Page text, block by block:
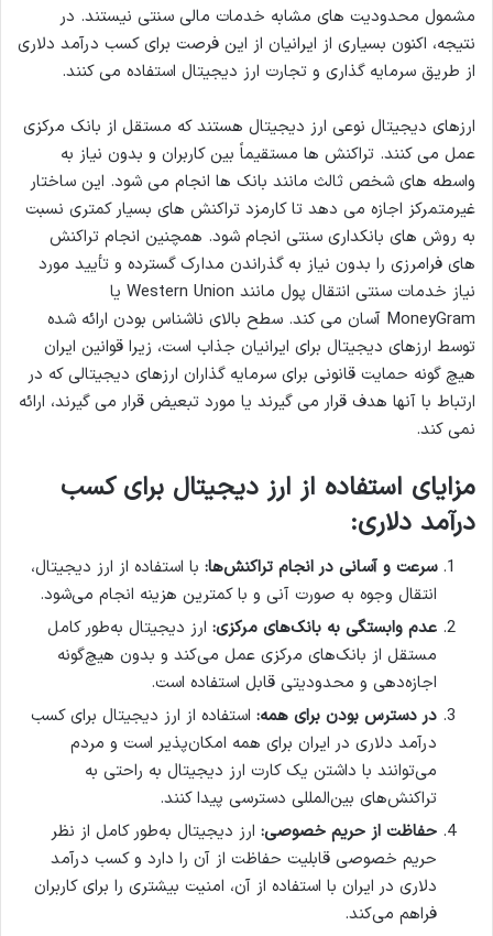
مشمول محدودیت های مشابه خدمات مالی سنتی نیستند. در
نتیجه، اکنون بسیاری از ایرانیان از این فرصت برای کسب درآمد دلاری
از طریق سرمایه گذاری و تجارت ارز دیجیتال استفاده می کنند.
ارزهای دیجیتال نوعی ارز دیجیتال هستند که مستقل از بانک مرکزی
عمل می کنند. تراکنش ها مستقیماً بین کاربران و بدون نیاز به
واسطه های شخص ثالث مانند بانک ها انجام می شود. این ساختار
غیرمتمرکز اجازه می دهد تا کارمزد تراکنش های بسیار کمتری نسبت
به روش های بانکداری سنتی انجام شود. همچنین انجام تراکنش
های فرامرزی را بدون نیاز به گذراندن مدارک گسترده و تأیید مورد
نیاز خدمات سنتی انتقال پول مانند Western Union یا
MoneyGram آسان می کند. سطح بالای ناشناس بودن ارائه شده
توسط ارزهای دیجیتال برای ایرانیان جذاب است، زیرا قوانین ایران
هیچ گونه حمایت قانونی برای سرمایه گذاران ارزهای دیجیتالی که در
ارتباط با آنها هدف قرار می گیرند یا مورد تبعیض قرار می گیرند، ارائه
نمی کند.
مزایای استفاده از ارز دیجیتال برای کسب
درآمد دلاری:
سرعت و آسانی در انجام تراکنش‌ها: با استفاده از ارز دیجیتال،
انتقال وجوه به صورت آنی و با کمترین هزینه انجام می‌شود.
عدم وابستگی به بانک‌های مرکزی: ارز دیجیتال به‌طور کامل
مستقل از بانک‌های مرکزی عمل می‌کند و بدون هیچ‌گونه
اجازه‌دهی و محدودیتی قابل استفاده است.
در دسترس بودن برای همه: استفاده از ارز دیجیتال برای کسب
درآمد دلاری در ایران برای همه امکان‌پذیر است و مردم
می‌توانند با داشتن یک کارت ارز دیجیتال به راحتی به
تراکنش‌های بین‌المللی دسترسی پیدا کنند.
حفاظت از حریم خصوصی: ارز دیجیتال به‌طور کامل از نظر
حریم خصوصی قابلیت حفاظت از آن را دارد و کسب درآمد
دلاری در ایران با استفاده از آن، امنیت بیشتری را برای کاربران
فراهم می‌کند.